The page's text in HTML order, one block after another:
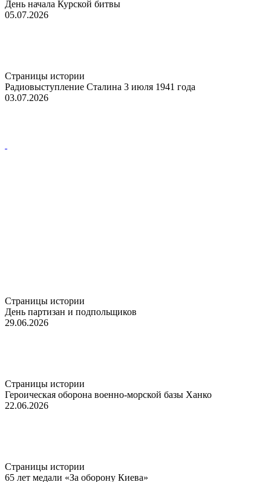
День начала Курской битвы
05.07.2026
Страницы истории
Радиовыступление Сталина 3 июля 1941 года
03.07.2026
Страницы истории
День партизан и подпольщиков
29.06.2026
Страницы истории
Героическая оборона военно-морской базы Ханко
22.06.2026
Страницы истории
65 лет медали «За оборону Киева»